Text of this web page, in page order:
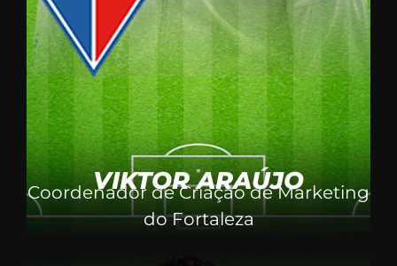
VIKTOR ARAÚJO
Coordenador de Criação de Marketing
do Fortaleza